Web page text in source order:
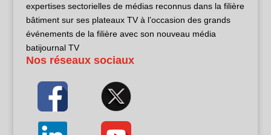
expertises sectorielles de médias reconnus dans la filière
bâtiment sur ses plateaux TV à l’occasion des grands
événements de la filière avec son nouveau média
batijournal TV
Nos réseaux sociaux